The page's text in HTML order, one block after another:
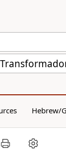
Hebrew/